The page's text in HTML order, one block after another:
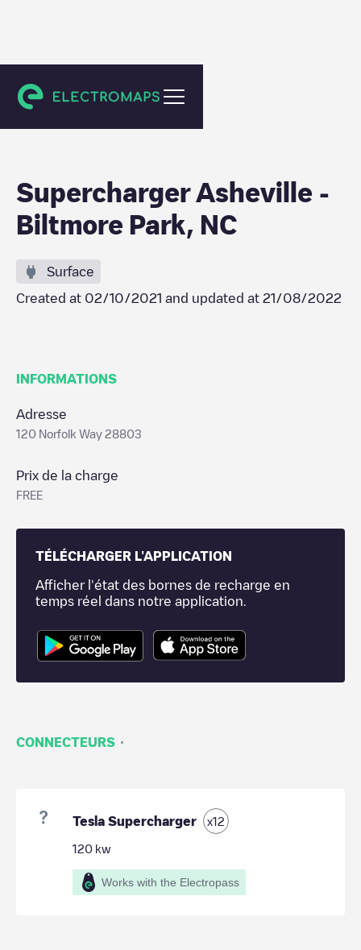
Asheville
Supercharger Asheville -
Biltmore Park, NC
Surface
Created at 02/10/2021 and updated at 21/08/2022
INFORMATIONS
Adresse
120 Norfolk Way 28803
Prix de la charge
FREE
TÉLÉCHARGER L'APPLICATION
Afficher l'état des bornes de recharge en
temps réel dans notre application.
CONNECTEURS ·
Tesla Supercharger x12
120 kw
Works with the Electropass